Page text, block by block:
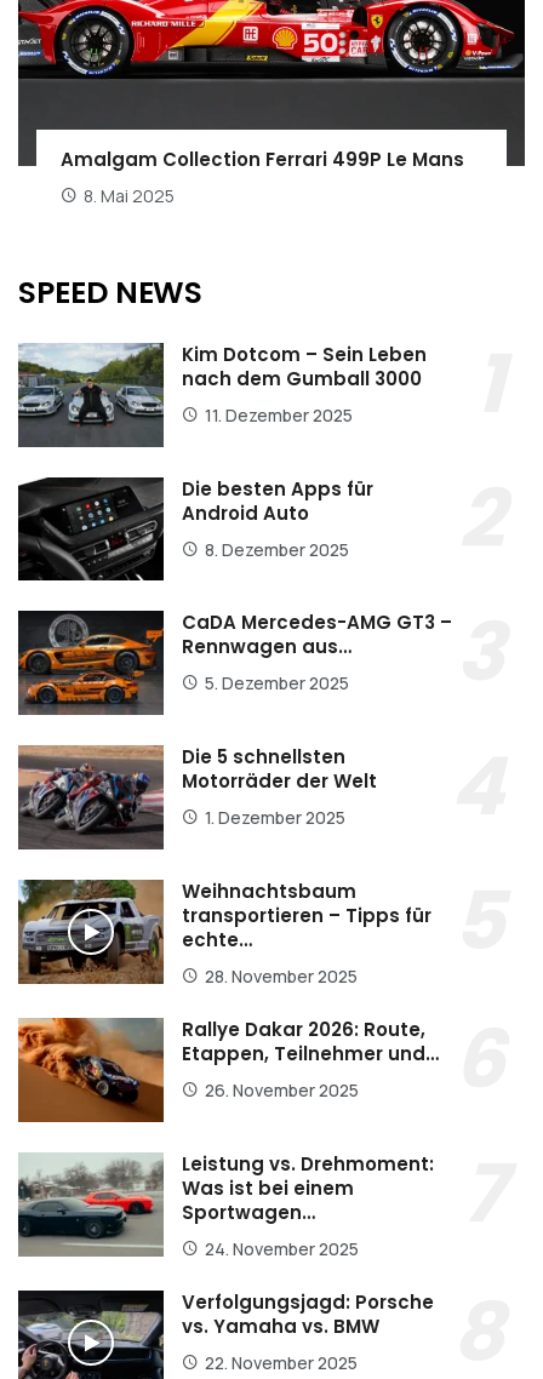
Amalgam Collection Ferrari 499P Le Mans
8. Mai 2025
SPEED NEWS
Kim Dotcom – Sein Leben
nach dem Gumball 3000
11. Dezember 2025
Die besten Apps für
Android Auto
8. Dezember 2025
CaDA Mercedes-AMG GT3 –
Rennwagen aus…
5. Dezember 2025
Die 5 schnellsten
Motorräder der Welt
1. Dezember 2025
Weihnachtsbaum
transportieren – Tipps für
echte…
28. November 2025
Rallye Dakar 2026: Route,
Etappen, Teilnehmer und…
26. November 2025
Leistung vs. Drehmoment:
Was ist bei einem
Sportwagen…
24. November 2025
Verfolgungsjagd: Porsche
vs. Yamaha vs. BMW
22. November 2025